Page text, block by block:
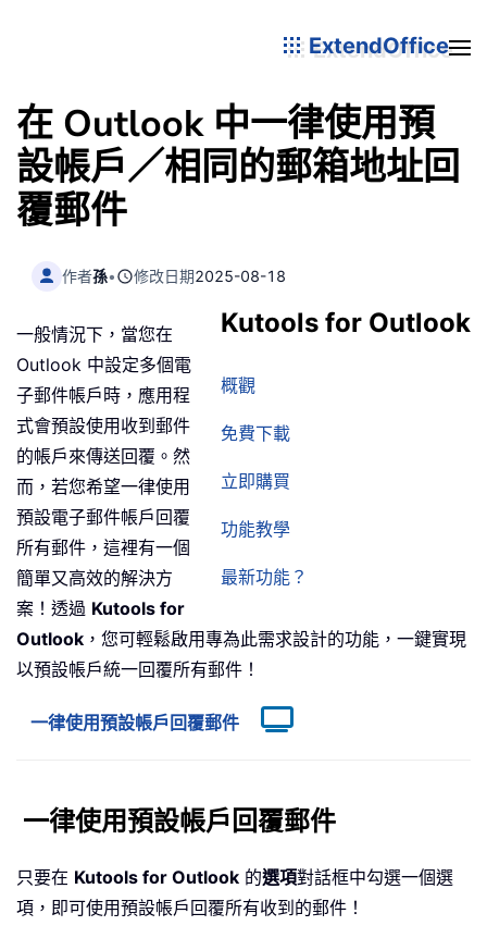
ExtendOffice
在 Outlook 中一律使用預
設帳戶／相同的郵箱地址回
覆郵件
作者孫• 修改日期2025-08-18
Kutools for Outlook
概觀
免費下載
立即購買
功能教學
最新功能？
一般情況下，當您在
Outlook 中設定多個電
子郵件帳戶時，應用程
式會預設使用收到郵件
的帳戶來傳送回覆。然
而，若您希望一律使用
預設電子郵件帳戶回覆
所有郵件，這裡有一個
簡單又高效的解決方
案！透過 Kutools for
Outlook ，您可輕鬆啟用專為此需求設計的功能，一鍵實現
以預設帳戶統一回覆所有郵件！
一律使用預設帳戶回覆郵件
一律使用預設帳戶回覆郵件
只要在 Kutools for Outlook 的選項對話框中勾選一個選
項，即可使用預設帳戶回覆所有收到的郵件！